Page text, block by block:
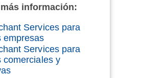
información:
Services para
empresas
Services para
comerciales y